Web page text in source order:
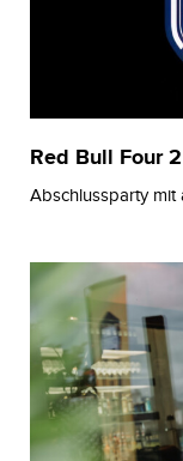
Red Bull Four
Abschlussparty mit